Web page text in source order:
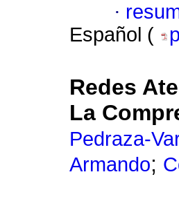
·
Español (
Redes
La
Pedraza-
Armando;